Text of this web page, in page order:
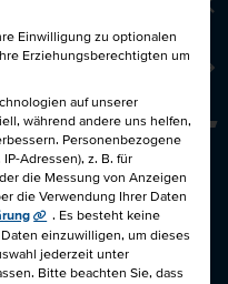
für einen
werben Freunde
[LIVE-ONLINE-
Einwilligung zu optionalen
Erziehungsberechtigten um
auf unserer
während andere uns helfen,
Personenbezogene
Adressen), z. B. für
die Messung von Anzeigen
die Verwendung Ihrer Daten
. Es besteht keine
einzuwilligen, um dieses
jederzeit unter
Bitte beachten Sie, dass